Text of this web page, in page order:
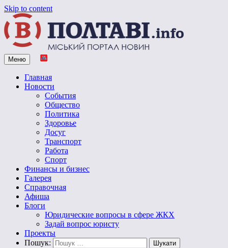
Skip to content
Vpoltave.info
Полтавский портал новостей
Меню
Главная
Новости
События
Общество
Политика
Здоровье
Досуг
Транспорт
Работа
Спорт
Финансы и бизнес
Галерея
Справочная
Афиша
Блоги
Юридические вопросы в сфере ЖКХ
Задай вопрос юристу
Проекты
Пошук: